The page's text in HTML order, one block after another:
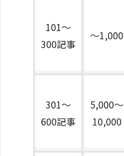
101〜
300記事
〜1,000
301〜
600記事
5,000〜
10,000